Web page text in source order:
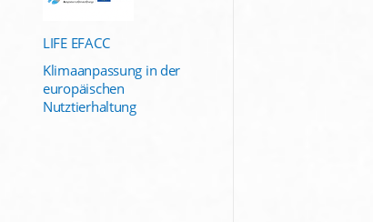
LIFE EFACC
Klimaanpassung in der
europäischen
Nutztierhaltung